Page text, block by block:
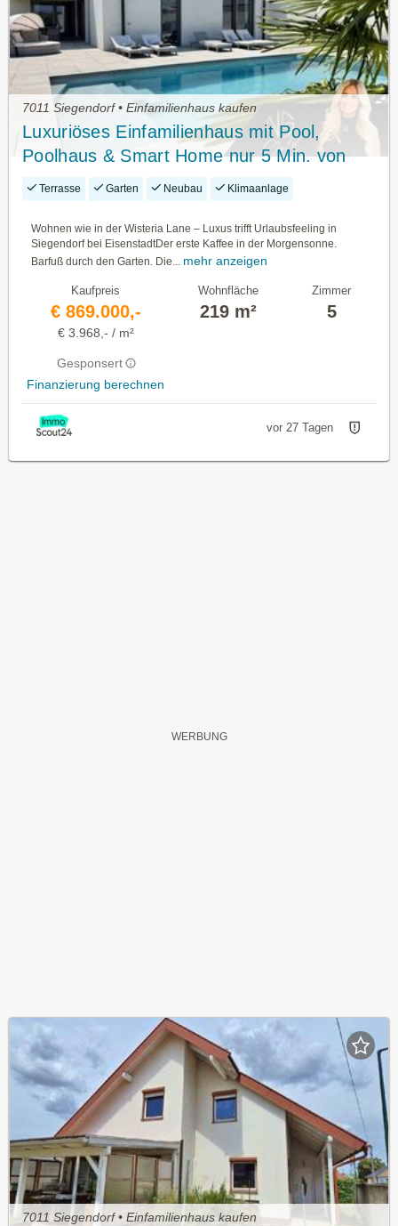
7011 Siegendorf • Einfamilienhaus kaufen
Luxuriöses Einfamilienhaus mit Pool,
Poolhaus & Smart Home nur 5 Min. von
Eisenstadt entfernt
Terrasse Garten Neubau Klimaanlage
Wohnen wie in der Wisteria Lane – Luxus trifft Urlaubsfeeling in
Siegendorf bei EisenstadtDer erste Kaffee in der Morgensonne.
Barfuß durch den Garten. Die...
mehr anzeigen
Kaufpreis
€ 869.000,-
€ 3.968,- / m²
Gesponsert
Finanzierung berechnen
Wohnfläche
219 m²
Zimmer
5
vor 27 Tagen
7011 Siegendorf • Einfamilienhaus kaufen